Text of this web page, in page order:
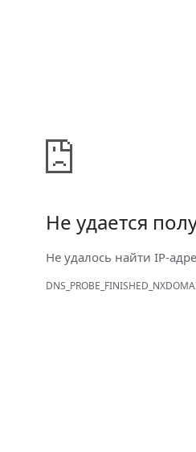
Не удается
Не удалось найти IP-